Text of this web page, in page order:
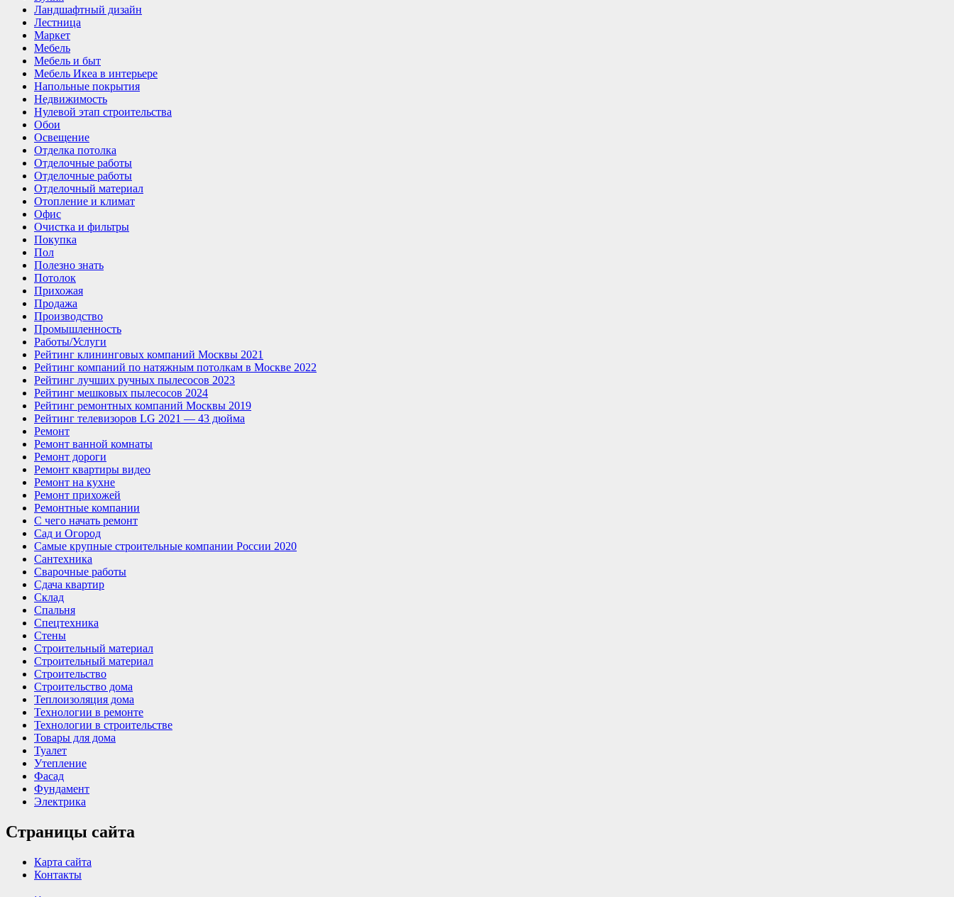
Ландшафтный дизайн
Лестница
Маркет
Мебель
Мебель и быт
Мебель Икеа в интерьере
Напольные покрытия
Недвижимость
Нулевой этап строительства
Обои
Освещение
Отделка потолка
Отделочные работы
Отделочные работы
Отделочный материал
Отопление и климат
Офис
Очистка и фильтры
Покупка
Пол
Полезно знать
Потолок
Прихожая
Продажа
Производство
Промышленность
Работы/Услуги
Рейтинг клининговых компаний Москвы 2021
Рейтинг компаний по натяжным потолкам в Москве 2022
Рейтинг лучших ручных пылесосов 2023
Рейтинг мешковых пылесосов 2024
Рейтинг ремонтных компаний Москвы 2019
Рейтинг телевизоров LG 2021 — 43 дюйма
Ремонт
Ремонт ванной комнаты
Ремонт дороги
Ремонт квартиры видео
Ремонт на кухне
Ремонт прихожей
Ремонтные компании
С чего начать ремонт
Сад и Огород
Самые крупные строительные компании России 2020
Сантехника
Сварочные работы
Сдача квартир
Склад
Спальня
Спецтехника
Стены
Строительный материал
Строительный материал
Строительство
Строительство дома
Теплоизоляция дома
Технологии в ремонте
Технологии в строительстве
Товары для дома
Туалет
Утепление
Фасад
Фундамент
Электрика
Страницы сайта
Карта сайта
Контакты